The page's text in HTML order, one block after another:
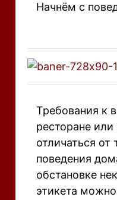
Начнём с
Требования к
ресторане или
отличаться от
поведения
обстановке
этикета